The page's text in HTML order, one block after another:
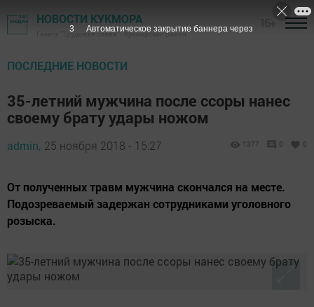
НОВОСТИ КУКМОРА
Газета "Трудовая слава" - Кукморский район
ПОСЛЕДНИЕ НОВОСТИ
35-летний мужчина после ссоры нанес
своему брату удары ножом
admin, 25 ноября 2018 - 15:27 1377 0 0
От полученных травм мужчина скончался на месте.
Подозреваемый задержан сотрудниками уголовного
розыска.
1 Автоматическое закрытие баннера через